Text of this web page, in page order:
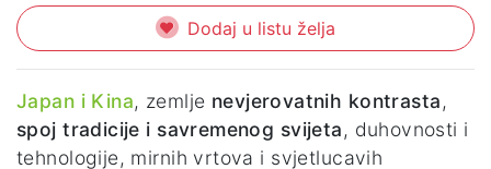
Dodaj u listu želja
Japan i Kina, zemlje nevjerovatnih kontrasta,
spoj tradicije i savremenog svijeta, duhovnosti i
tehnologije, mirnih vrtova i svjetlucavih